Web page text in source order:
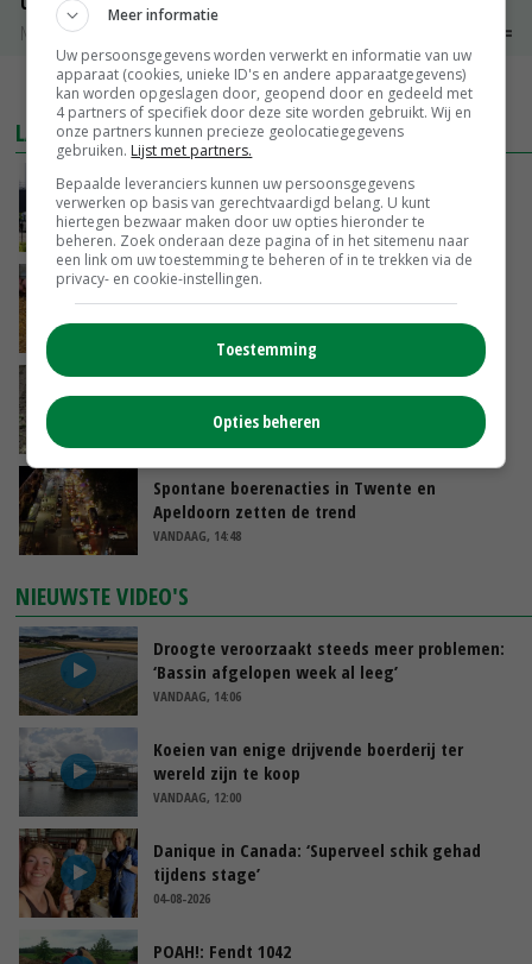
Noteringen
MEER MARKTPRIJZEN
LAATSTE NIEUWS
Gemiddelde Europese melkprijs daalt licht in
juni
VANDAAG, 17:04
Frans onderzoekcentrum bestrijkt hele
varkensvleesketen
maximaal 20 euro
VANDAAG, 14:59
Spontane boerenacties in Twente en
Apeldoorn zetten de trend
VANDAAG, 14:48
NIEUWSTE VIDEO'S
Droogte veroorzaakt steeds meer problemen:
‘Bassin afgelopen week al leeg’
VANDAAG, 14:06
Koeien van enige drijvende boerderij ter
wereld zijn te koop
VANDAAG, 12:00
Danique in Canada: ‘Superveel schik gehad
tijdens stage’
04-08-2026
POAH!: Fendt 1042
Meer informatie
Uw persoonsgegevens worden verwerkt en informatie van uw
apparaat (cookies, unieke ID's en andere apparaatgegevens)
kan worden opgeslagen door, geopend door en gedeeld met
4 partners of specifiek door deze site worden gebruikt. Wij en
onze partners kunnen precieze geolocatiegegevens
gebruiken. Lijst met partners.
Bepaalde leveranciers kunnen uw persoonsgegevens
verwerken op basis van gerechtvaardigd belang. U kunt
hiertegen bezwaar maken door uw opties hieronder te
beheren. Zoek onderaan deze pagina of in het sitemenu naar
een link om uw toestemming te beheren of in te trekken via de
privacy- en cookie-instellingen.
Toestemming
Opties beheren